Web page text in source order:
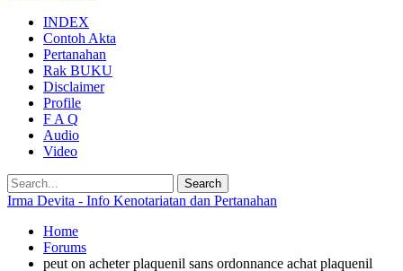
INDEX
Contoh Akta
Pertanahan
Rak BUKU
Disclaimer
Profile
F A Q
Audio
Video
Irma Devita - Info Kenotariatan dan Pertanahan
Home
Forums
peut on acheter plaquenil sans ordonnance achat plaquenil